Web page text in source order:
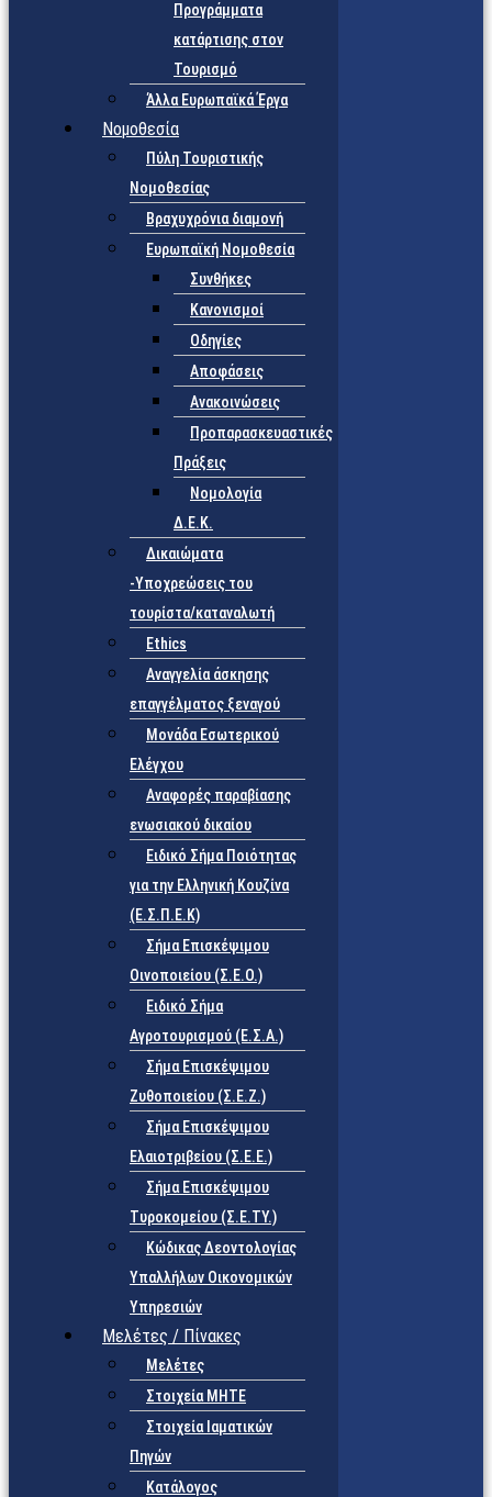
Προγράμματα
κατάρτισης στον
Τουρισμό
Άλλα Ευρωπαϊκά Έργα
Νομοθεσία
Πύλη Τουριστικής
Νομοθεσίας
Βραχυχρόνια διαμονή
Ευρωπαϊκή Νομοθεσία
Συνθήκες
Κανονισμοί
Οδηγίες
Αποφάσεις
Ανακοινώσεις
Προπαρασκευαστικές
Πράξεις
Νομολογία
Δ.Ε.Κ.
Δικαιώματα
-Υποχρεώσεις του
τουρίστα/καταναλωτή
Ethics
Αναγγελία άσκησης
επαγγέλματος ξεναγού
Μονάδα Εσωτερικού
Ελέγχου
Αναφορές παραβίασης
ενωσιακού δικαίου
Ειδικό Σήμα Ποιότητας
για την Ελληνική Κουζίνα
(Ε.Σ.Π.Ε.Κ)
Σήμα Επισκέψιμου
Οινοποιείου (Σ.Ε.Ο.)
Ειδικό Σήμα
Αγροτουρισμού (Ε.Σ.Α.)
Σήμα Επισκέψιμου
Ζυθοποιείου (Σ.Ε.Ζ.)
Σήμα Επισκέψιμου
Ελαιοτριβείου (Σ.Ε.Ε.)
Σήμα Επισκέψιμου
Τυροκομείου (Σ.Ε.TY.)
Κώδικας Δεοντολογίας
Υπαλλήλων Οικονομικών
Υπηρεσιών
Μελέτες / Πίνακες
Μελέτες
Στοιχεία ΜΗΤΕ
Στοιχεία Ιαματικών
Πηγών
Κατάλογος